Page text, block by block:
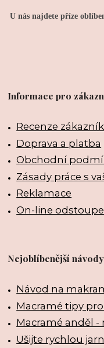
U nás najdete příze
Informace pro
Recenze
Doprava a platba
Obchodní
Zásady práce s
Reklamace
On-line
Nejoblíbenější
Návod na
Macramé tipy
Macramé anděl -
Ušijte rychlou